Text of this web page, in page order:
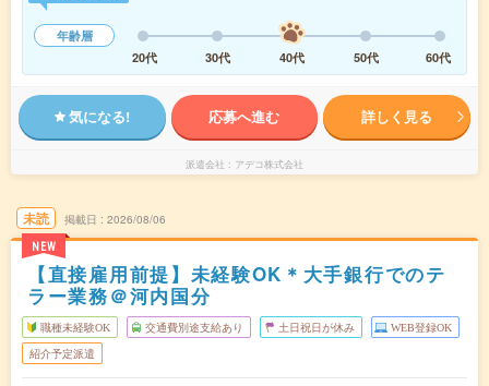
年齢層
20代
30代 40代 50代 60代
気になる! 応募へ進む 詳しく見る
派遣会社 アデコ株式会社
未読
NEW
掲載日 2026/08/06
【直接雇用前提】未経験OK＊大手銀行でのテ
ラー業務＠河内国分
職種未経験OK 交通費別途支給あり 土日祝日が休み WEB登録OK
紹介予定派遣